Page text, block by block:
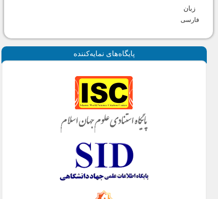
زبان
فارسی
پايگاه‌های نمايه‌كننده